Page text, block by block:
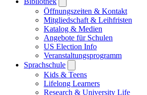
submenu
Öffnungszeiten & Kontakt
Mitgliedschaft & Leihfristen
Katalog & Medien
Angebote für Schulen
US Election Info
Veranstaltungsprogramm
Sprachschule
submenu
Kids & Teens
Lifelong Learners
Research & University Life